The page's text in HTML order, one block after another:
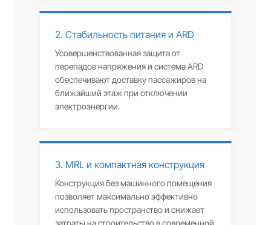
2. Стабильность питания и ARD
Усовершенствованная защита от
перепадов напряжения и система ARD
обеспечивают доставку пассажиров на
ближайший этаж при отключении
электроэнергии.
3. MRL и компактная конструкция
Конструкция без машинного помещения
позволяет максимально эффективно
использовать пространство и снижает
затраты на строительство в современной